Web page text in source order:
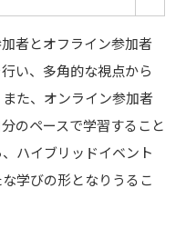
者とオフライン参加者
い、多角的な視点から
た、オンライン参加者
のペースで学習すること
ハイブリッドイベント
学びの形となりうるこ